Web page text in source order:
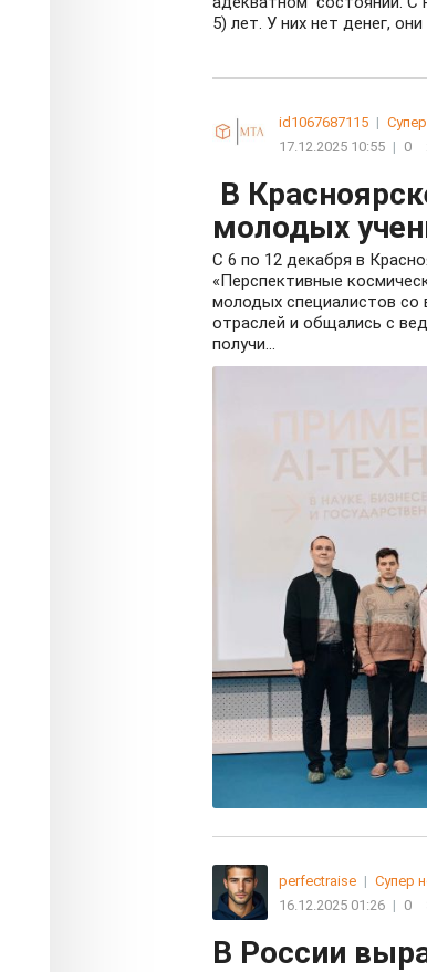
5) лет. У них нет денег,
id1067687115 |
17.12.2025 10:55 | 0
В
молодых
С 6 по 12 декабря в
«Перспективные
молодых специалистов со
отраслей и общались с
получи...
perfectraise | Супер
16.12.2025 01:26 | 0
В России